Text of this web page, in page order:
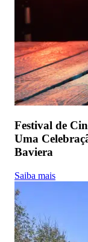
Festival de
Uma
Baviera
Saiba mais